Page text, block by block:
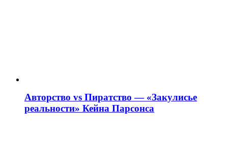
Авторство vs Пиратство — «Закулисье
реальности» Кейна Парсонса